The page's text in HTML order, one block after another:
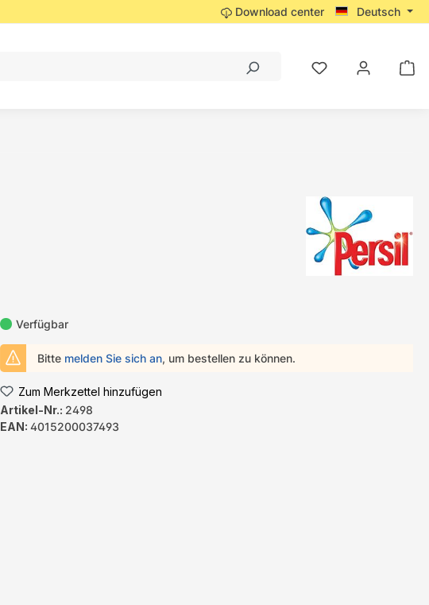
Download center Deutsch
Verfügbar
Bitte melden Sie sich an, um bestellen zu können.
Zum Merkzettel hinzufügen
Artikel-Nr.: 2498
EAN: 4015200037493